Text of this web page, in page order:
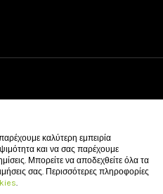
καλύτερη εμπειρία
και να σας παρέχουμε
Μπορείτε να αποδεχθείτε όλα τα
σας. Περισσότερες πληροφορίες
.